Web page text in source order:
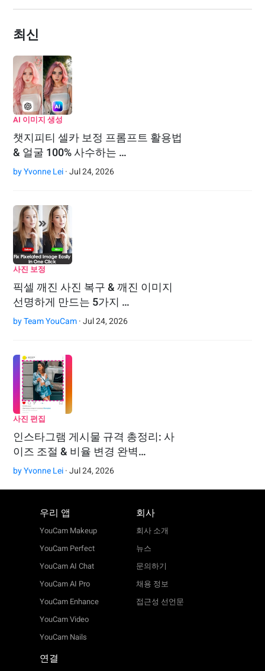
최신
AI 이미지 생성
챗지피티 셀카 보정 프롬프트 활용법
& 얼굴 100% 사수하는 …
byYvonne Lei · Jul 24, 2026
사진 보정
픽셀 깨진 사진 복구 & 깨진 이미지
선명하게 만드는 5가지 …
byTeam YouCam · Jul 24, 2026
사진 편집
인스타그램 게시물 규격 총정리: 사
이즈 조절 & 비율 변경 완벽…
byYvonne Lei · Jul 24, 2026
우리 앱
YouCam Makeup
YouCam Perfect
YouCam AI Chat
YouCam AI Pro
YouCam Enhance
YouCam Video
YouCam Nails
회사
회사 소개
뉴스
문의하기
채용 정보
접근성 선언문
연결